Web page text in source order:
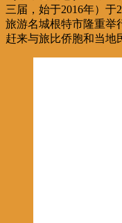
三届，始于2016年）于
旅游名城根特市隆重举
赶来与旅比侨胞和当地